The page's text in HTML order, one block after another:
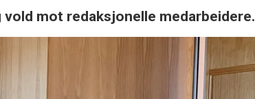
mot redaksjonelle medarbeidere.